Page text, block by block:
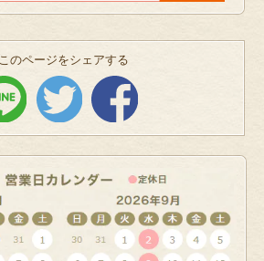
このページをシェアする